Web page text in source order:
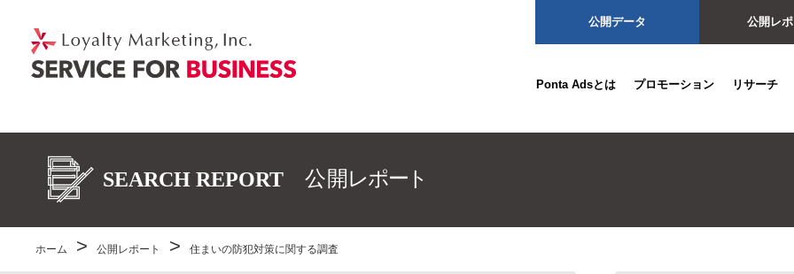
公開データ 公開レ
Ponta Adsとは プロモーション リサーチ
ホーム 公開レポート 住まいの防犯対策に関する調査